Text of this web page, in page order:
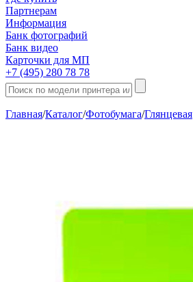
Партнерам
Информация
Банк фотографий
Банк видео
Карточки для МП
+7 (495) 280 78 78
Главная/Каталог/Фотобумага/Глянцевая